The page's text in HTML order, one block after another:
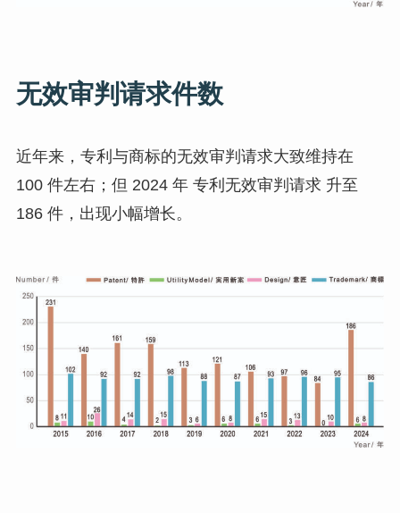
无效审判请求件数
近年来，专利与商标的无效审判请求大致维持在
100 件左右；但 2024 年 专利无效审判请求 升至
186 件，出现小幅增长。